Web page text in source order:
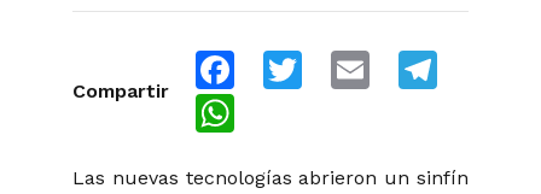
Compartir
FacebookTwitter Email
Las nuevas tecnologías abrieron un sinfín